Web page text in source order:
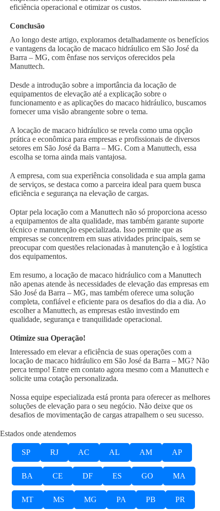
eficiência operacional e otimizar os custos.
Conclusão
Ao longo deste artigo, exploramos detalhadamente os benefícios
e vantagens da locação de macaco hidráulico em São José da
Barra – MG, com ênfase nos serviços oferecidos pela
Manuttech.
Desde a introdução sobre a importância da locação de
equipamentos de elevação até a explicação sobre o
funcionamento e as aplicações do macaco hidráulico, buscamos
fornecer uma visão abrangente sobre o tema.
A locação de macaco hidráulico se revela como uma opção
prática e econômica para empresas e profissionais de diversos
setores em São José da Barra – MG. Com a Manuttech, essa
escolha se torna ainda mais vantajosa.
A empresa, com sua experiência consolidada e sua ampla gama
de serviços, se destaca como a parceira ideal para quem busca
eficiência e segurança na elevação de cargas.
Optar pela locação com a Manuttech não só proporciona acesso
a equipamentos de alta qualidade, mas também garante suporte
técnico e manutenção especializada. Isso permite que as
empresas se concentrem em suas atividades principais, sem se
preocupar com questões relacionadas à manutenção e à logística
dos equipamentos.
Em resumo, a locação de macaco hidráulico com a Manuttech
não apenas atende às necessidades de elevação das empresas em
São José da Barra – MG, mas também oferece uma solução
completa, confiável e eficiente para os desafios do dia a dia. Ao
escolher a Manuttech, as empresas estão investindo em
qualidade, segurança e tranquilidade operacional.
Otimize sua Operação!
Interessado em elevar a eficiência de suas operações com a
locação de macaco hidráulico em São José da Barra – MG? Não
perca tempo! Entre em contato agora mesmo com a Manuttech e
solicite uma cotação personalizada.
Nossa equipe especializada está pronta para oferecer as melhores
soluções de elevação para o seu negócio. Não deixe que os
desafios de movimentação de cargas atrapalhem o seu sucesso.
Estados onde atendemos
SP RJ AC AL AM AP
BA CE DF ES GO MA
MT MS MG PA PB PR